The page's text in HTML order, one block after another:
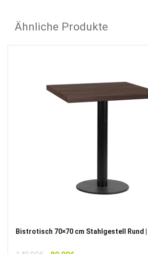
Ähnliche Produkte
Bistrotisch 70×70 cm Stahlgestell Rund |